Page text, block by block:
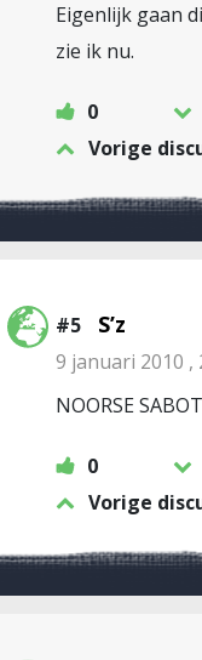
Eigenlijk gaan
zie ik nu.
0
Vorige
#5 S’z
9 januari 2010 ,
NOORSE
0
Vorige